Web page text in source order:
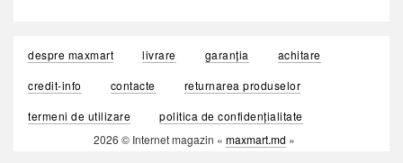
despre maxmart livrare garanția
achitare
credit-info
contacte
returnarea produselor
termeni de utilizare
politica de confidențialitate
2026 © Internet magazin « maxmart.md »